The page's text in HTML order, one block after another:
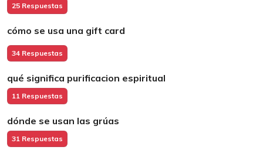
25 Respuestas
cómo se usa una gift card
34 Respuestas
qué significa purificacion espiritual
11 Respuestas
dónde se usan las grúas
31 Respuestas